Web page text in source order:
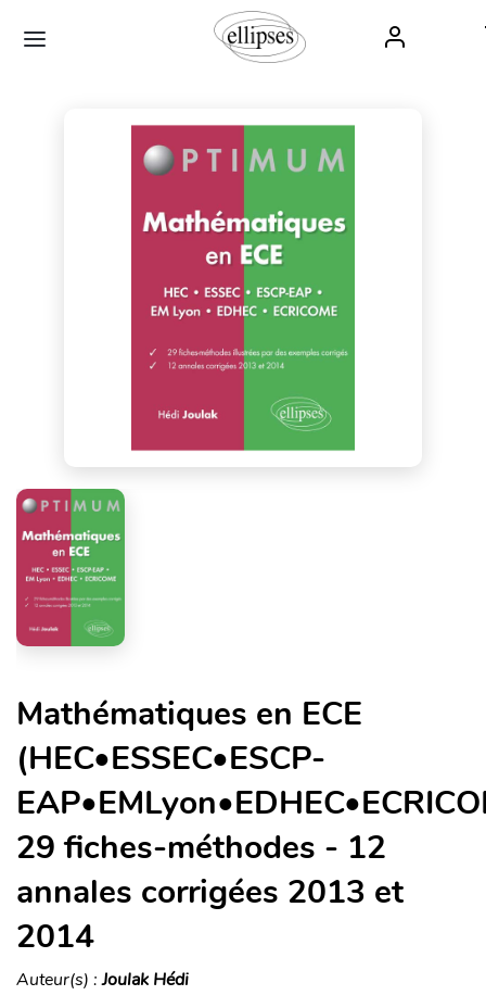
Mathématiques en ECE
(HEC•ESSEC•ESCP-
29 fiches-méthodes - 12
annales corrigées 2013 et
2014
Auteur(s) :Joulak Hédi